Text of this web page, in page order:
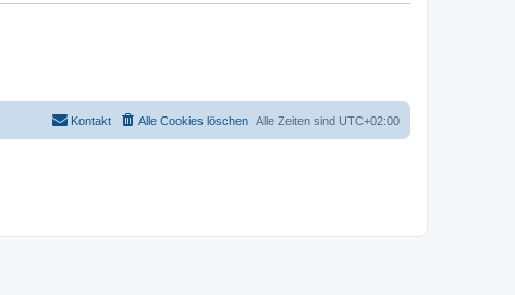
Alle Zeiten sind UTC+02:00
Alle Cookies löschen
Kontakt